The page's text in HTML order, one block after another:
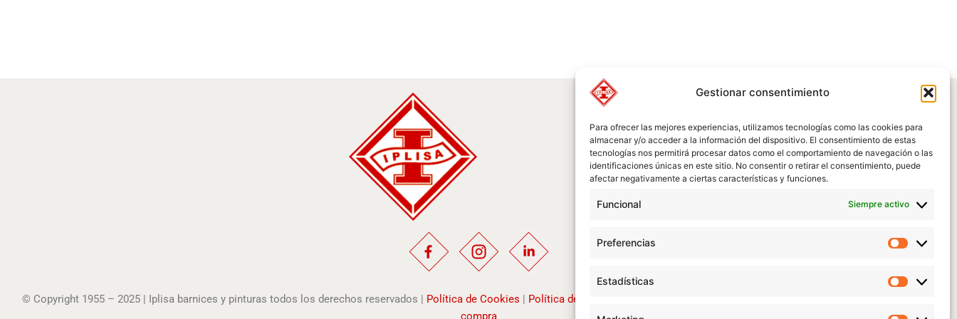
Gestionar consentimiento
Para ofrecer las mejores experiencias, utilizamos tecnologías como las cookies para
almacenar y/o acceder a la información del dispositivo. El consentimiento de estas
tecnologías nos permitirá procesar datos como el comportamiento de navegación o las
identificaciones únicas en este sitio. No consentir o retirar el consentimiento, puede
afectar negativamente a ciertas características y funciones.
Funcional Siempre activo
Preferencias
Estadísticas
© Copyright 1955 – 2025 | Iplisa barnices y pinturas todos los derechos reservados | Política de Cookies | Política de Privacidad
compra